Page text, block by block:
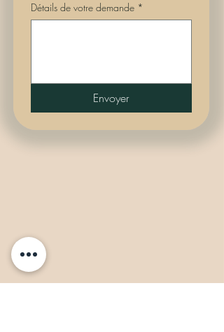
Détails de votre demande *
Envoyer